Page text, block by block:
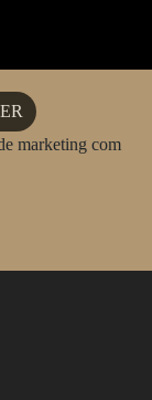
marketing com